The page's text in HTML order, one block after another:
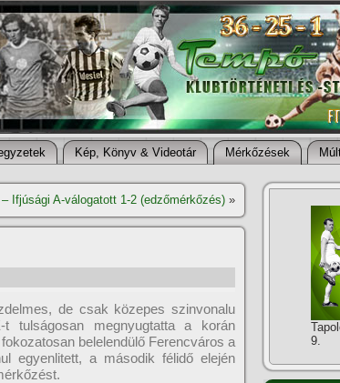
Kép, Könyv & Videotár Mérkőzések
Ifjúsági A-válogatott 1-2 (edzőmérkőzés) »
de csak közepes szinvonalu
t tulságosan megnyugtatta a korán
belelendülő Ferencváros a
egyenlitett, a második félidő elején
9.